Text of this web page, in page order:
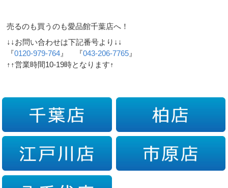
売るのも買うのも愛品館千葉店へ！
↓↓お問い合わせは下記番号より↓↓
『0120-979-764 』 『043-206-7765 』
↑↑営業時間10-19時となります↑